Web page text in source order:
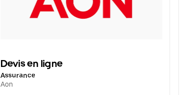
Devis en ligne
Assurance
Aon